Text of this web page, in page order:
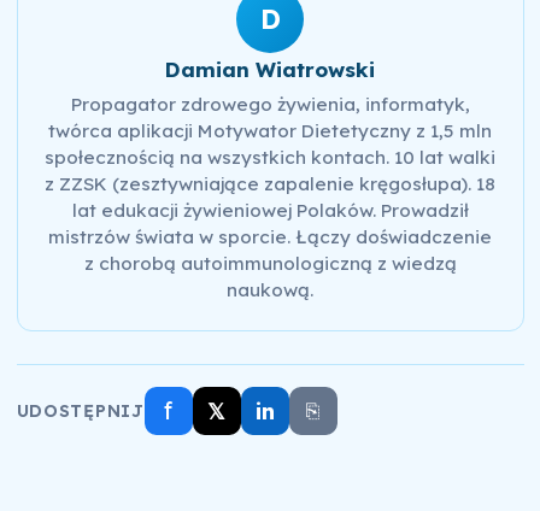
D
Damian Wiatrowski
Propagator zdrowego żywienia, informatyk,
twórca aplikacji Motywator Dietetyczny z 1,5 mln
społecznością na wszystkich kontach. 10 lat walki
z ZZSK (zesztywniające zapalenie kręgosłupa). 18
lat edukacji żywieniowej Polaków. Prowadził
mistrzów świata w sporcie. Łączy doświadczenie
z chorobą autoimmunologiczną z wiedzą
naukową.
UDOSTĘPNIJ f 𝕏 in ⎘